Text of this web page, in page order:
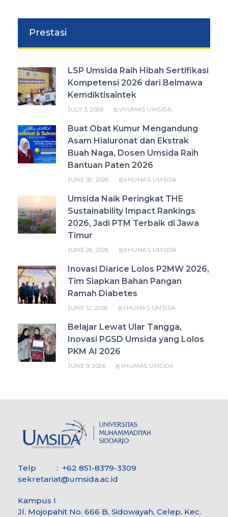
Prestasi
LSP Umsida Raih Hibah Sertifikasi
Kompetensi 2026 dari Belmawa
Kemdiktisaintek
JULY 3, 2026 BYHUMAS UMSIDA
Buat Obat Kumur Mengandung
Asam Hialuronat dan Ekstrak
Buah Naga, Dosen Umsida Raih
Bantuan Paten 2026
JUNE 30, 2026 BYHUMAS UMSIDA
Umsida Naik Peringkat THE
Sustainability Impact Rankings
2026, Jadi PTM Terbaik di Jawa
Timur
JUNE 26, 2026 BYHUMAS UMSIDA
Inovasi Diarice Lolos P2MW 2026,
Tim Siapkan Bahan Pangan
Ramah Diabetes
JUNE 12, 2026 BYHUMAS UMSIDA
Belajar Lewat Ular Tangga,
Inovasi PGSD Umsida yang Lolos
PKM AI 2026
JUNE 9, 2026 BYHUMAS UMSIDA
Telp : +62 851-8379-3309
sekretariat@umsida.ac.id
Kampus I
Jl. Mojopahit No. 666 B, Sidowayah, Celep, Kec.